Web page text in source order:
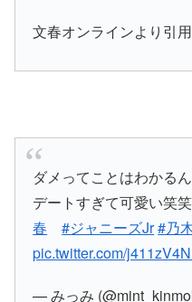
文春オンラインより引用
ダメってことはわかる
デートすぎて可愛い笑笑
春
#ジャニーズJr#乃
pic.twitter.com/
— みっみ